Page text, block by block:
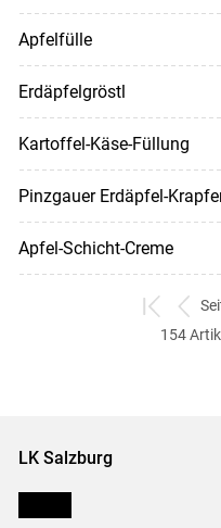
Apfelfülle
Erdäpfelgröstl
Kartoffel-Käse-Füllung
Pinzgauer Erdäpfel-
Apfel-Schicht-Creme
zum
ersten
zurück
zum
154
LK Salzburg